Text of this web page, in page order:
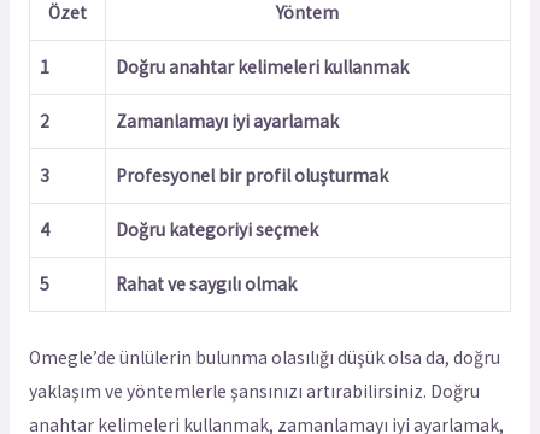
Özet Yöntem
1 Doğru anahtar kelimeleri kullanmak
2 Zamanlamayı iyi ayarlamak
3 Profesyonel bir profil oluşturmak
4 Doğru kategoriyi seçmek
5 Rahat ve saygılı olmak
Omegle’de ünlülerin bulunma olasılığı düşük olsa da, doğru
yaklaşım ve yöntemlerle şansınızı artırabilirsiniz. Doğru
anahtar kelimeleri kullanmak, zamanlamayı iyi ayarlamak,